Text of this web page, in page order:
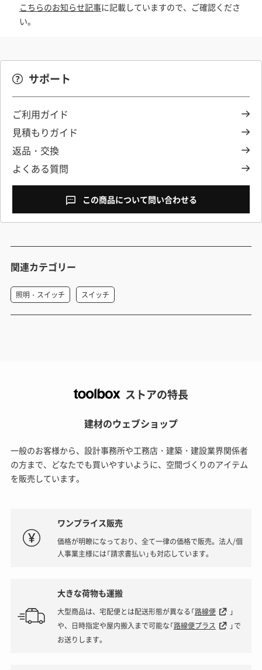
こちらのお知らせ記事に記載していますので、ご確認くださ
い。
サポート
ご利用ガイド
見積もりガイド
返品・交換
よくある質問
この商品について問い合わせる
関連カテゴリー
照明・スイッチ スイッチ
ストアの特長
建材のウェブショップ
一般のお客様から、設計事務所や工務店・建築・建設業界関係者
の方まで、どなたでも買いやすいように、空間づくりのアイテム
を販売しています。
ワンプライス販売
価格が明瞭になっており、全て一律の価格で販売。法人/個
人事業主様には「請求書払い」も対応しています。
大きな荷物も運搬
大型商品は、宅配便とは配送形態が異なる「路線便
」
や、日時指定や屋内搬入まで可能な「路線便プラス
」で
お送りします。